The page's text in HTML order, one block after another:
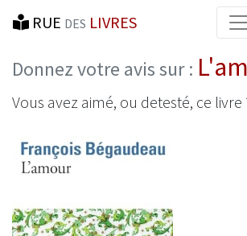
RUE DES LIVRES
Donnez votre avis sur :
Vous avez aimé, ou detesté, ce livre